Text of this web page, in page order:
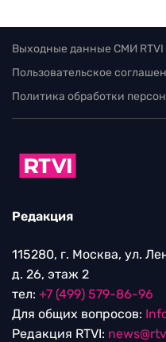
Выходные данные СМИ RTVI
Пользовательское
Политика обработки
Редакция
115280, г. Москва, ул.
д. 26, этаж 2
тел: +7 (499) 579-86-96
Для общих вопросов:
Редакция RTVI: